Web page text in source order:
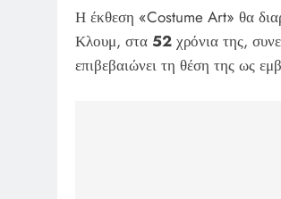
Η έκθεση «Costume Art» θα
Κλουμ, στα 52 χρόνια της,
επιβεβαιώνει τη θέση της ως